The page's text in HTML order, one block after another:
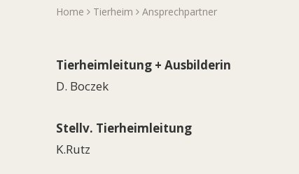
Home Tierheim Ansprechpartner
Tierheimleitung + Ausbilderin
D. Boczek
Stellv. Tierheimleitung
K.Rutz